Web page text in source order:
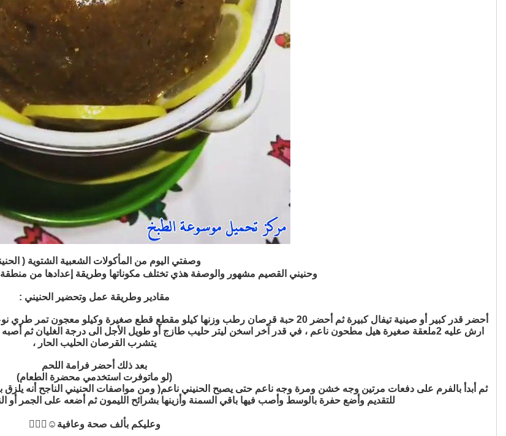
وصفتي اليوم من المأكولات الشعبية الشتوية (
وحنيني القصيم مشهور والوصفة هذي تختلف مكوناتها وطريقة إعدادها من منطقة
مقادير وطريقة عمل وتحضير الحنيني :
ارش عليه 2ملعقة صغيرة هيل مطحون ناعم ، في قدر آخر اسخن ليتر حليب طازج أو طويل الأجل الى درجة الغليان ثم
يتشرب القرصان الحليب الحار ،
بعد ذلك أحضر فرامة اللحم
(لو ماتوفرت استخدمي محضرة الطعام)
ثم أبدأ بالفرم على دفعات مرتين وجه خشن ومرة وجه ناعم حتى يصبح الحنيني ناعم( ومن مواصفات الحنيني الناجح أنه
للتقديم وأضع حفرة بالوسط وأصب فيها باقي السمنة وأزينها بشرائح الليمون ثم أضعه على الجمر أو
وعليكم بألف صحة وعافية☺️👍🏼😘